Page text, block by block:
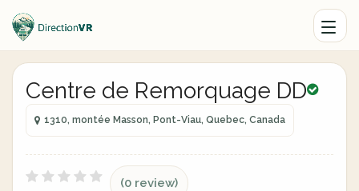
Centre de Remorquage DD
1310, montée Masson, Pont-Viau, Quebec, Canada
(0 review)